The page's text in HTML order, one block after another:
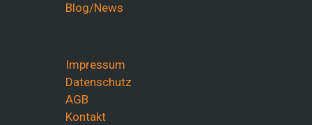
Blog/News
Impressum
Datenschutz
AGB
Kontakt